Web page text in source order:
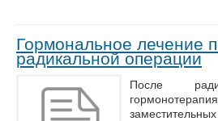
Гормональное лечение
радикальной операции
После